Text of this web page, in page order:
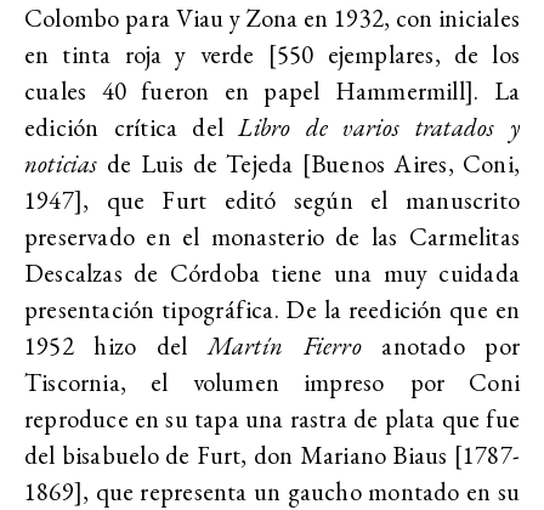
Colombo para Viau y Zona en 1932, con iniciales
en tinta roja y verde [550 ejemplares, de los
cuales 40 fueron en papel Hammermill]. La
edición crítica del Libro de varios tratados y
noticias de Luis de Tejeda [Buenos Aires, Coni,
1947], que Furt editó según el manuscrito
preservado en el monasterio de las Carmelitas
Descalzas de Córdoba tiene una muy cuidada
presentación tipográfica. De la reedición que en
1952 hizo delMartín Fierroanotado por
Tiscornia, el volumen impreso
por Coni
reproduce en su tapa una rastra de plata que fue
del bisabuelo de Furt, don Mariano Biaus [1787-
1869], que representa un gaucho montado en su